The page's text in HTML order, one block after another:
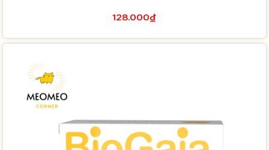
128.000₫